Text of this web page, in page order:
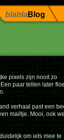
blabla Blog
pixels zijn nooit zo
paar tellen later
verhaal past een
mailtje. Mooi, ook
om iets mee te